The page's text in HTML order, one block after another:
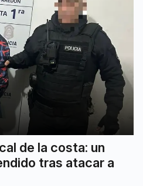
de la costa: un
tras atacar a